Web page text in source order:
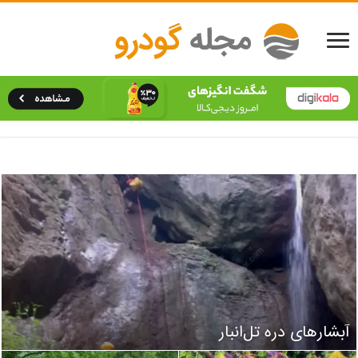
آبشارهای دره تل‌انبار
جنگل ابر؛ دریایی از ابر در دل کوهستان